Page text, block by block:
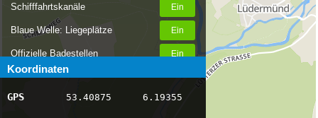
Schifffahrtskanäle
Blaue Welle: Liegeplätze
Offizielle Badestellen
Nachrichten Binnenschifffahrt
AIS-Schiffspositionen
Koordinaten
GPS 53.40875 6.19355